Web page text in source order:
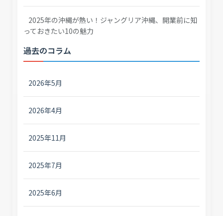
2025年の沖縄が熱い！ジャングリア沖縄、開業前に知
っておきたい10の魅力
過去のコラム
2026年5月
2026年4月
2025年11月
2025年7月
2025年6月